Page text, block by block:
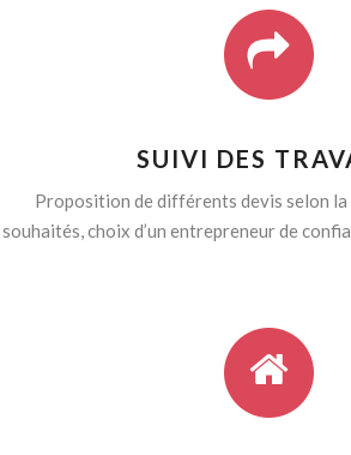
SUIVI DES
Proposition de différents devis selon
souhaités, choix d’un entrepreneur de